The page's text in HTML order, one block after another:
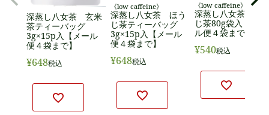
深蒸し八女茶 玄米
茶ティーバッグ
3g×15p入【メール
便４袋まで】
¥648税込
《low caffeine》
深蒸し八女茶 ほう
じ茶ティーバッグ
3g×15p入【メール
便４袋まで】
¥648税込
《low caffeine》
深蒸し八女茶 ほ
じ茶80g袋入【メー
ル便４袋まで】
¥540税込